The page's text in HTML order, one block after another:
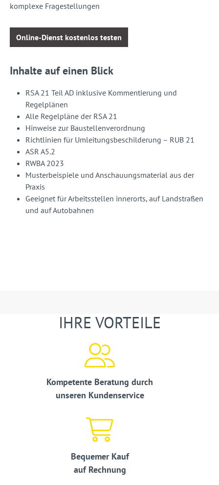
komplexe Fragestellungen
Online-Dienst kostenlos testen
Inhalte auf einen Blick
RSA 21 Teil AD inklusive Kommentierung und
Regelplänen
Alle Regelpläne der RSA 21
Hinweise zur Baustellenverordnung
Richtlinien für Umleitungsbeschilderung – RUB 21
ASR A5.2
RWBA 2023
Musterbeispiele und Anschauungsmaterial aus der
Praxis
Geeignet für Arbeitsstellen innerorts, auf Landstraßen
und auf Autobahnen
IHRE VORTEILE
Kompetente Beratung durch
unseren Kundenservice
Bequemer Kauf
auf Rechnung